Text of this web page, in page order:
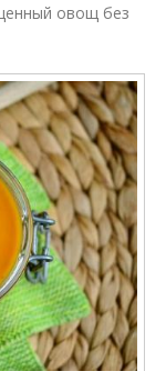
овощ без